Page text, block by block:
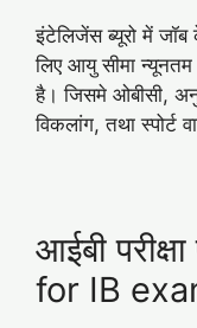
इंटेलिजेंस ब्यूरो में
लिए आयु सीमा
है। जिसमे ओबीसी,
विकलांग, तथा स्पोर्ट
आईबी
for IB